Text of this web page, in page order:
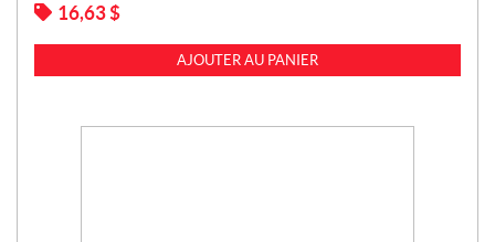
16,63$
AJOUTER AU PANIER